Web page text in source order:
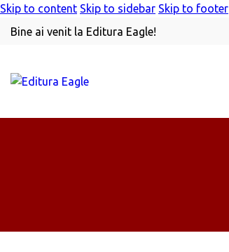
Skip to content Skip to sidebar Skip to footer
Bine ai venit la Editura Eagle!